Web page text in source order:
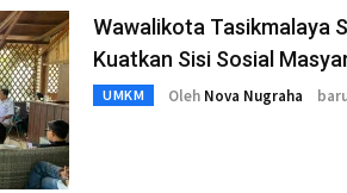
Wawalikota Tasikmalaya
Kuatkan Sisi Sosial
UMKM Oleh Nova Nugraha